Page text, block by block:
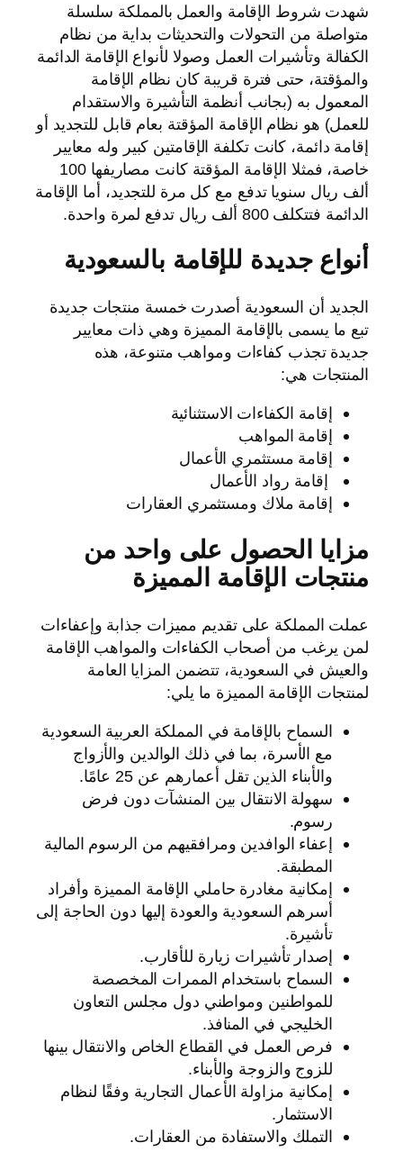
شهدت شروط الإقامة والعمل بالمملكة سلسلة
متواصلة من التحولات والتحديثات بداية من نظام
الكفالة وتأشيرات العمل وصولا لأنواع الإقامة الدائمة
والمؤقتة، حتى فترة قريبة كان نظام الإقامة
المعمول به (بجانب أنظمة التأشيرة والاستقدام
للعمل) هو نظام الإقامة المؤقتة بعام قابل للتجديد أو
إقامة دائمة، كانت تكلفة الإقامتين كبير وله معايير
خاصة، فمثلا الإقامة المؤقتة كانت مصاريفها 100
ألف ريال سنويا تدفع مع كل مرة للتجديد، أما الإقامة
الدائمة فتتكلف 800 ألف ريال تدفع لمرة واحدة.
أنواع جديدة للإقامة بالسعودية
الجديد أن السعودية أصدرت خمسة منتجات جديدة
تبع ما يسمى بالإقامة المميزة وهي ذات معايير
جديدة تجذب كفاءات ومواهب متنوعة، هذه
المنتجات هي:
إقامة الكفاءات الاستثنائية
إقامة المواهب
إقامة مستثمري الأعمال
إقامة رواد الأعمال
إقامة ملاك ومستثمري العقارات
مزايا الحصول على واحد من
منتجات الإقامة المميزة
عملت المملكة على تقديم مميزات جذابة وإعفاءات
لمن يرغب من أصحاب الكفاءات والمواهب الإقامة
والعيش في السعودية، تتضمن المزايا العامة
لمنتجات الإقامة المميزة ما يلي:
السماح بالإقامة في المملكة العربية السعودية
مع الأسرة، بما في ذلك الوالدين والأزواج
والأبناء الذين تقل أعمارهم عن 25 عامًا.
سهولة الانتقال بين المنشآت دون فرض
رسوم.
إعفاء الوافدين ومرافقيهم من الرسوم المالية
المطبقة.
إمكانية مغادرة حاملي الإقامة المميزة وأفراد
أسرهم السعودية والعودة إليها دون الحاجة إلى
تأشيرة.
إصدار تأشيرات زيارة للأقارب.
السماح باستخدام الممرات المخصصة
للمواطنين ومواطني دول مجلس التعاون
الخليجي في المنافذ.
فرص العمل في القطاع الخاص والانتقال بينها
للزوج والزوجة والأبناء.
إمكانية مزاولة الأعمال التجارية وفقًا لنظام
الاستثمار.
التملك والاستفادة من العقارات.